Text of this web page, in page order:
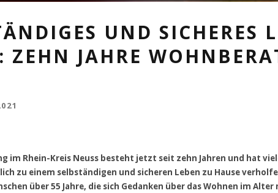
UND SICHERES
ZEHN JAHRE
im Rhein-Kreis Neuss besteht jetzt seit zehn Jahren und hat
zu einem selbständigen und sicheren Leben zu Hause
über 55 Jahre, die sich Gedanken über das Wohnen im